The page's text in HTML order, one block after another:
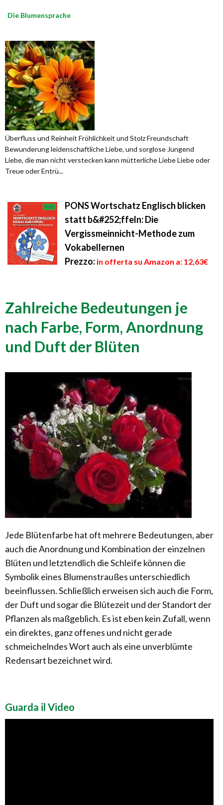
Die Blumensprache
Überfluss und Reinheit Fröhlichkeit und Stolz Freundschaft
Bewunderung leidenschaftliche Liebe, und sorglose Jungend
Liebe, die man nicht verstecken kann mütterliche Liebe Liebe oder
Treue oder Entrü...
PONS Wortschatz Englisch blicken
statt b&#252;ffeln: Die
Vergissmeinnicht-Methode zum
Vokabellernen
Prezzo: in offerta su Amazon a: 12,63€
Zahlreiche Bedeutungen je
nach Farbe, Form, Anordnung
und Duft der Blüten
Jede Blütenfarbe hat oft mehrere Bedeutungen, aber
auch die Anordnung und Kombination der einzelnen
Blüten und letztendlich die Schleife können die
Symbolik eines Blumenstraußes unterschiedlich
beeinflussen. Schließlich erweisen sich auch die Form,
der Duft und sogar die Blütezeit und der Standort der
Pflanzen als maßgeblich. Es ist eben kein Zufall, wenn
ein direktes, ganz offenes und nicht gerade
schmeichelndes Wort auch als eine unverblümte
Redensart bezeichnet wird.
Guarda il Video